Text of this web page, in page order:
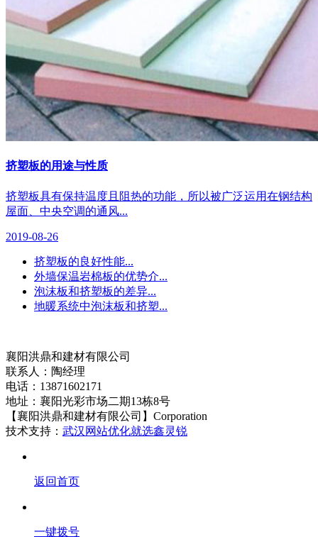
挤塑板的用途与性质
挤塑板具有保持温度且阻热的功能，所以被广泛运用在钢结构
屋面、中央空调的通风...
2019-08-26
挤塑板的良好性能...
外墙保温岩棉板的优势介...
泡沫板和挤塑板的差异...
地暖系统中泡沫板和挤塑...
襄阳洪鼎和建材有限公司
联系人：陶经理
电话：13871602171
地址：襄阳光彩市场二期13栋8号
【襄阳洪鼎和建材有限公司】Corporation
技术支持： 武汉网站优化就选鑫灵锐
返回首页
一键拨号